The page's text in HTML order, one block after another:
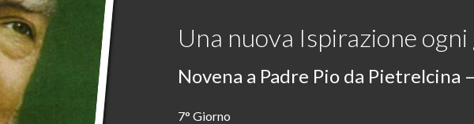
Una nuova Ispirazione
Novena a Padre Pio da Pietrelcina
7° Giorno